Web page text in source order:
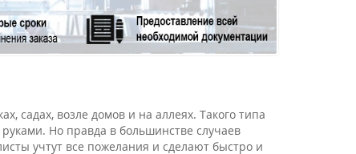
садах, возле домов и на аллеях. Такого типа
Но правда в большинстве случаев
учтут все пожелания и сделают быстро и